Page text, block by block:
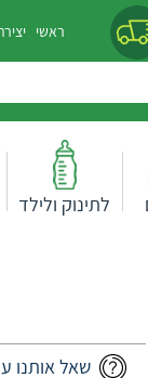
ראשי
לתינוק ולילד
שאל אותנו